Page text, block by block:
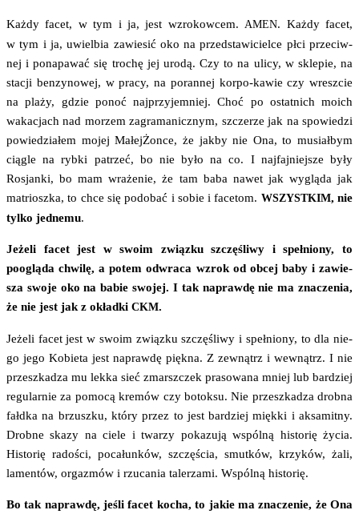
Każ­dy facet, w tym i ja, jest wzro­kow­cem. AMEN. Każ­dy facet,
w tym i ja, uwiel­bia zawie­sić oko na przed­sta­wi­ciel­ce płci prze­ciw­
nej i pona­pa­wać się tro­chę jej uro­dą. Czy to na uli­cy, w skle­pie, na
sta­cji ben­zy­no­wej, w pra­cy, na poran­nej kor­po-kawie czy wresz­cie
na pla­ży, gdzie ponoć naj­przy­jem­niej. Choć po ostat­nich moich
waka­cjach nad morzem zagra­ma­nicz­nym, szcze­rze jak na spo­wie­dzi
powie­dzia­łem mojej Małej­Żon­ce, że jak­by nie Ona, to musiał­bym
cią­gle na ryb­ki patrzeć, bo nie było na co. I naj­faj­niej­sze były
Rosjan­ki, bo mam wra­że­nie, że tam baba nawet jak wyglą­da jak
matriosz­ka, to chce się podo­bać i sobie i face­tom. WSZYSTKIM, nie
tyl­ko jed­ne­mu.
Jeże­li facet jest w swo­im związ­ku szczę­śli­wy i speł­nio­ny, to
pooglą­da chwi­lę, a potem odwra­ca wzrok od obcej baby i zawie­
sza swo­je oko na babie swo­jej. I tak napraw­dę nie ma zna­cze­nia,
że nie jest jak z okład­ki CKM.
Jeże­li facet jest w swo­im związ­ku szczę­śli­wy i speł­nio­ny, to dla nie­
go jego Kobie­ta jest napraw­dę pięk­na. Z zewnątrz i wewnątrz. I nie
prze­szka­dza mu lek­ka sieć zmarsz­czek pra­so­wa­na mniej lub bar­dziej
regu­lar­nie za pomo­cą kre­mów czy botok­su. Nie prze­szka­dza drob­na
fałd­ka na brzusz­ku, któ­ry przez to jest bar­dziej mięk­ki i aksa­mit­ny.
Drob­ne ska­zy na cie­le i twa­rzy poka­zu­ją wspól­ną histo­rię życia.
Histo­rię rado­ści, poca­łun­ków, szczę­ścia, smut­ków, krzy­ków, żali,
lamen­tów, orga­zmów i rzu­ca­nia tale­rza­mi. Wspól­ną historię.
Bo tak napraw­dę, jeśli facet kocha, to jakie ma zna­cze­nie, że Ona